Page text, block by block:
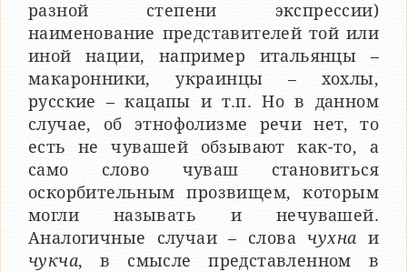
разной степени экспрессии)
наименование представителей той или
иной нации, например итальянцы –
макаронники, украинцы – хохлы,
русские – кацапы и т.п. Но в данном
случае, об этнофолизме речи нет, то
есть не чувашей обзывают как-то, а
само слово чуваш становиться
оскорбительным прозвищем, которым
могли называть и нечувашей.
Аналогичные случаи – словачухнаи
чукча, в смысле представленном в